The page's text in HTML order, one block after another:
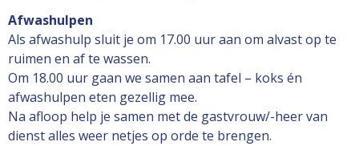
Afwashulpen
Als afwashulp sluit je om 17.00 uur aan om alvast op te
ruimen en af te wassen.
Om 18.00 uur gaan we samen aan tafel – koks én
afwashulpen eten gezellig mee.
Na afloop help je samen met de gastvrouw/-heer van
dienst alles weer netjes op orde te brengen.